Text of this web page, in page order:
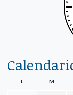
L M